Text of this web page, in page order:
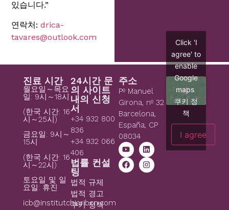
있습니다.”
연락처:drica-
tavares@outlook.com
진료 시간
월요일～목요
일: 9시～18시
(한국 시간: 16
시～25시)
금요일: 9시～
15시
(한국 시간: 16
시～22시)
토요일 및 일
요일: 휴진
icb@institutchiaribcn.com
24시간 문
의 사이트
내의 신청
서
+34 932 800
836
+34 932 066
406
법률 컨설
팅
법적 규제
법적 경고
쿠키 정책
주소
Pº Manuel
Girona, nº 32
Barcelona,
España, CP
08034
Click 'I
agree' to
enable
Google
maps
쿠키 정
책
I agree